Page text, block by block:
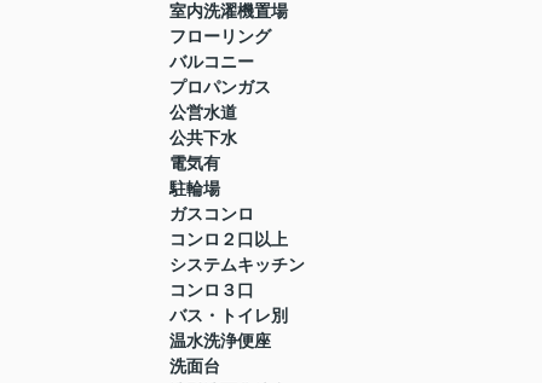
室内洗濯機置場
フローリング
バルコニー
プロパンガス
公営水道
公共下水
電気有
駐輪場
ガスコンロ
コンロ２口以上
システムキッチン
コンロ３口
バス・トイレ別
温水洗浄便座
洗面台